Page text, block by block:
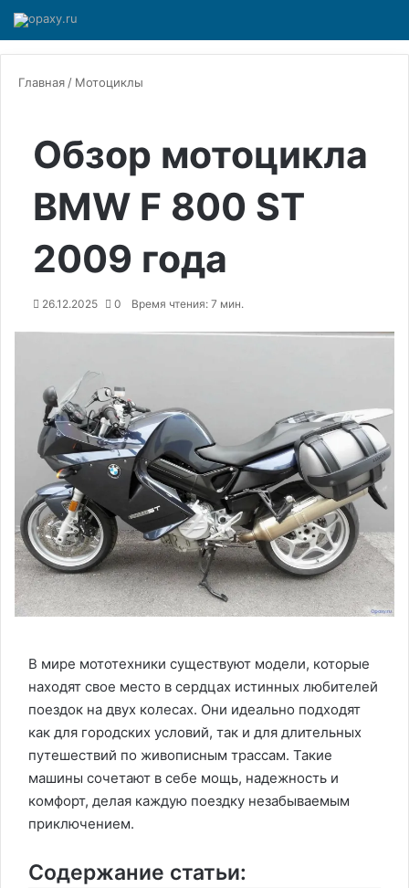
Главная / Мотоциклы
Обзор мотоцикла
BMW F 800 ST
2009 года
26.12.2025 0 Время чтения: 7 мин.
В мире мототехники существуют модели, которые
находят свое место в сердцах истинных любителей
поездок на двух колесах. Они идеально подходят
как для городских условий, так и для длительных
путешествий по живописным трассам. Такие
машины сочетают в себе мощь, надежность и
комфорт, делая каждую поездку незабываемым
приключением.
Содержание статьи: